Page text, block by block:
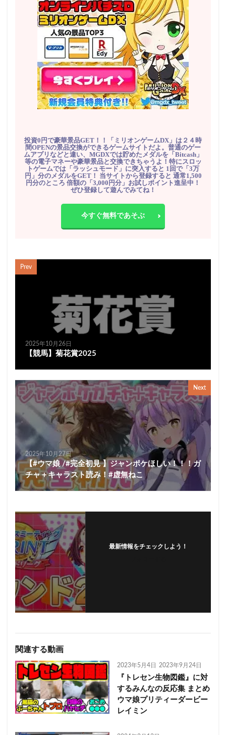
投資0円で豪華景品GET！！「ミリオンゲームDX」は２４時
間OPENの景品交換ができるゲームサイトだよ。普通のゲー
ムアプリなどと違い、MGDXでは貯めたメダルを「Bitcash」
等の電子マネーや豪華景品と交換できちゃうよ！特にスロッ
トゲームでは「ラッシュモード」に突入すると 1回で「3万
円」分のメダルをGET！ 当サイトから登録すると 通常1,500
円分のところ 倍額の「3,000円分」お試しポイント進呈中！
ぜひ登録して遊んでみてね！
今すぐ無料であそぶ
Prev
2025年10月26日
【競馬】菊花賞2025
Next
2025年10月27日
【#ウマ娘 /#完全初見 】ジャンポケほしい！！！ガ
チャ＋キャラスト読み！#虚無ねこ
最新情報をチェックしよう！
関連する動画
2023年5月4日 2023年9月24日
『トレセン生物図鑑』に対
するみんなの反応集 まとめ
ウマ娘プリティーダービー
レイミン